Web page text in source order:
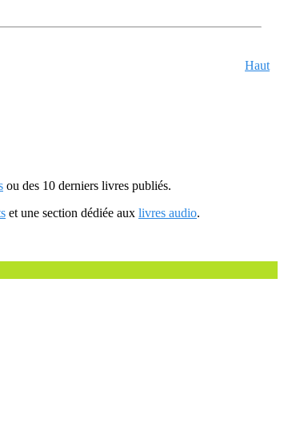
Haut
ou des 10 derniers livres publiés.
et une section dédiée aux livres audio.